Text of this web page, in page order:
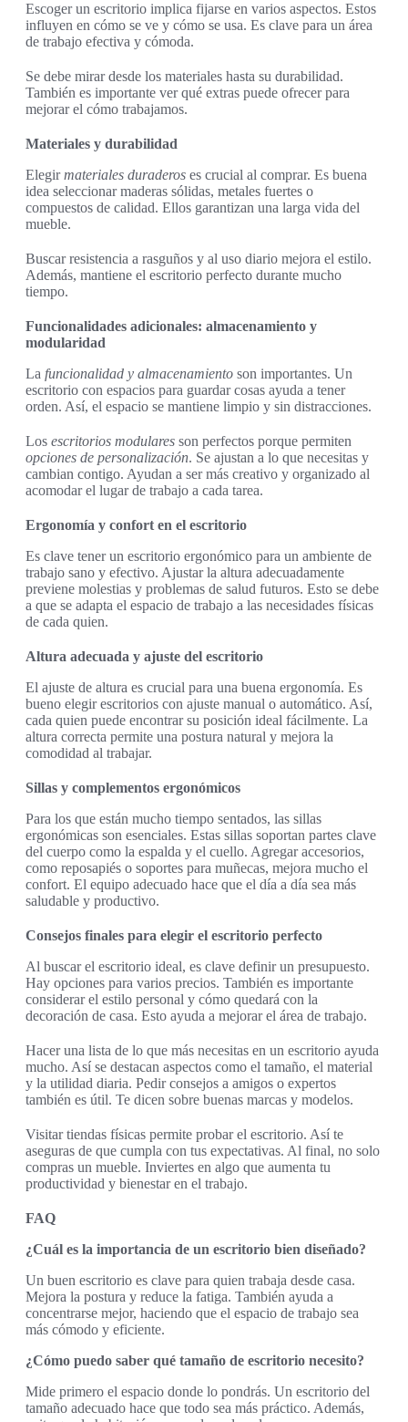
Escoger un escritorio implica fijarse en varios aspectos. Estos
influyen en cómo se ve y cómo se usa. Es clave para un área
de trabajo efectiva y cómoda.
Se debe mirar desde los materiales hasta su durabilidad.
También es importante ver qué extras puede ofrecer para
mejorar el cómo trabajamos.
Materiales y durabilidad
Elegirmateriales duraderos es crucial al comprar. Es buena
idea seleccionar maderas sólidas, metales fuertes o
compuestos de calidad. Ellos garantizan una larga vida del
mueble.
Buscar resistencia a rasguños y al uso diario mejora el estilo.
Además, mantiene el escritorio perfecto durante mucho
tiempo.
Funcionalidades adicionales: almacenamiento y
modularidad
La funcionalidad y almacenamiento son importantes. Un
escritorio con espacios para guardar cosas ayuda a tener
orden. Así, el espacio se mantiene limpio y sin distracciones.
Los escritorios modulares son perfectos porque permiten
opciones de personalización. Se ajustan a lo que necesitas y
cambian contigo. Ayudan a ser más creativo y organizado al
acomodar el lugar de trabajo a cada tarea.
Ergonomía y confort en el escritorio
Es clave tener un escritorio ergonómico para un ambiente de
trabajo sano y efectivo. Ajustar la altura adecuadamente
previene molestias y problemas de salud futuros. Esto se debe
a que se adapta el espacio de trabajo a las necesidades físicas
de cada quien.
Altura adecuada y ajuste del escritorio
El ajuste de altura es crucial para una buena ergonomía. Es
bueno elegir escritorios con ajuste manual o automático. Así,
cada quien puede encontrar su posición ideal fácilmente. La
altura correcta permite una postura natural y mejora la
comodidad al trabajar.
Sillas y complementos ergonómicos
Para los que están mucho tiempo sentados, las sillas
ergonómicas son esenciales. Estas sillas soportan partes clave
del cuerpo como la espalda y el cuello. Agregar accesorios,
como reposapiés o soportes para muñecas, mejora mucho el
confort. El equipo adecuado hace que el día a día sea más
saludable y productivo.
Consejos finales para elegir el escritorio perfecto
Al buscar el escritorio ideal, es clave definir un presupuesto.
Hay opciones para varios precios. También es importante
considerar el estilo personal y cómo quedará con la
decoración de casa. Esto ayuda a mejorar el área de trabajo.
Hacer una lista de lo que más necesitas en un escritorio ayuda
mucho. Así se destacan aspectos como el tamaño, el material
y la utilidad diaria. Pedir consejos a amigos o expertos
también es útil. Te dicen sobre buenas marcas y modelos.
Visitar tiendas físicas permite probar el escritorio. Así te
aseguras de que cumpla con tus expectativas. Al final, no solo
compras un mueble. Inviertes en algo que aumenta tu
productividad y bienestar en el trabajo.
FAQ
¿Cuál es la importancia de un escritorio bien diseñado?
Un buen escritorio es clave para quien trabaja desde casa.
Mejora la postura y reduce la fatiga. También ayuda a
concentrarse mejor, haciendo que el espacio de trabajo sea
más cómodo y eficiente.
¿Cómo puedo saber qué tamaño de escritorio necesito?
Mide primero el espacio donde lo pondrás. Un escritorio del
tamaño adecuado hace que todo sea más práctico. Además,